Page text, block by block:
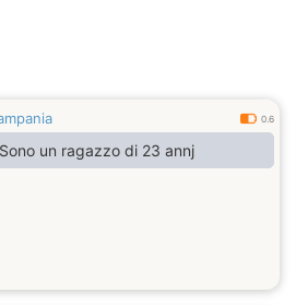
0.6
Sono un ragazzo di 23 annj